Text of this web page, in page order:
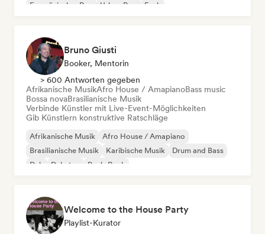
Französischer Rap
Urban Pop Funk
Bruno Giusti
Booker, Mentorin
> 600 Antworten gegeben
Afrikanische MusikAfro House / AmapianoBass music
Bossa novaBrasilianische Musik
Verbinde Künstler mit Live-Event-Möglichkeiten
Gib Künstlern konstruktive Ratschläge
Afrikanische Musik
Afro House / Amapiano
Brasilianische Musik
Karibische Musik
Drum and Bass
Dub
Dubstep Punk-Rock
Welcome to the House Party
Playlist-Kurator